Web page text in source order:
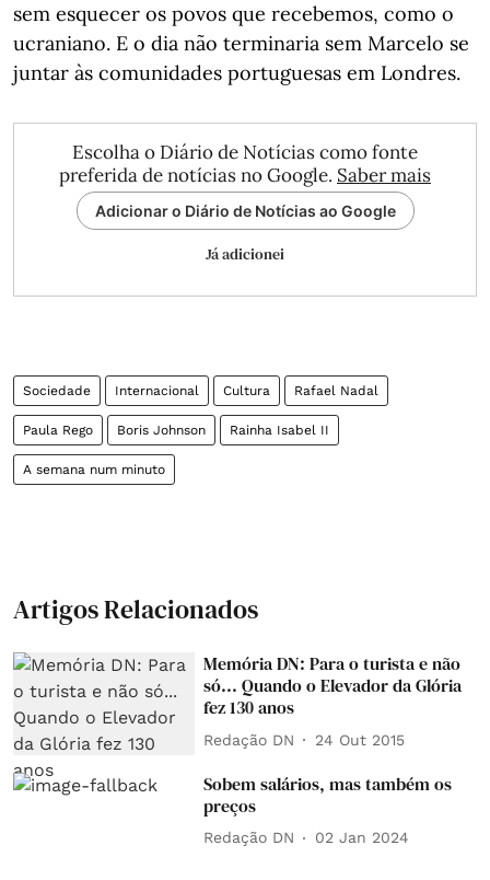
sem esquecer os povos que recebemos, como o
ucraniano. E o dia não terminaria sem Marcelo se
juntar às comunidades portuguesas em Londres.
Escolha o Diário de Notícias como fonte
preferida de notícias no Google. Saber mais
Adicionar o Diário de Notícias ao Google
Já adicionei
Sociedade Internacional Cultura Rafael Nadal
Paula Rego Boris Johnson Rainha Isabel II
A semana num minuto
Artigos Relacionados
Memória DN: Para o turista e não
só... Quando o Elevador da Glória
fez 130 anos
Redação DN 24 Out 2015
Sobem salários, mas também os
preços
Redação DN 02 Jan 2024